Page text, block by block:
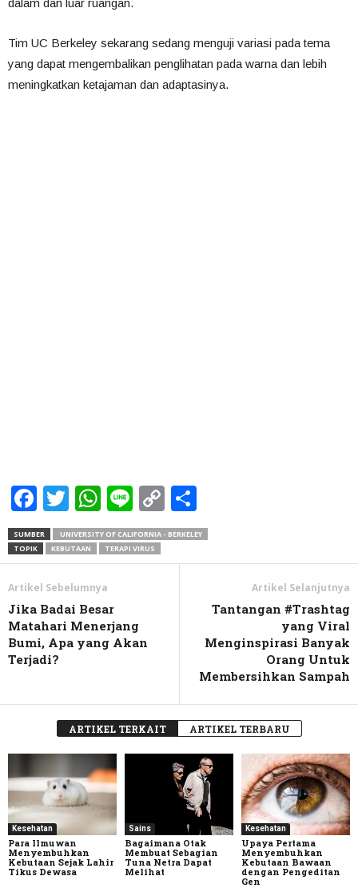
dalam dan luar ruangan.
Tim UC Berkeley sekarang sedang menguji variasi pada tema
yang dapat mengembalikan penglihatan pada warna dan lebih
meningkatkan ketajaman dan adaptasinya.
Facebook
Twitter
WhatsApp
LineCopy
Link
SUMBER
UNIVERSITY OF CALIFORNIA - BERKELEY
TOPIK
KEBUTAAN TERAPI VIRUS
Artikel Sebelumnya
Jika Badai Besar
Matahari Menerjang
Bumi, Apa yang Akan
Terjadi?
Artikel Selanjutnya
Tantangan #Trashtag
yang Viral
Menginspirasi Banyak
Orang Untuk
Membersihkan Sampah
ARTIKEL TERKAIT ARTIKEL TERBARU
Kesehatan
Para Ilmuwan
Menyembuhkan
Kebutaan Sejak Lahir
Tikus Dewasa
Sains
Bagaimana Otak
Membuat Sebagian
Tuna Netra Dapat
Melihat
Kesehatan
Upaya Pertama
Menyembuhkan
Kebutaan Bawaan
dengan Pengeditan
Gen